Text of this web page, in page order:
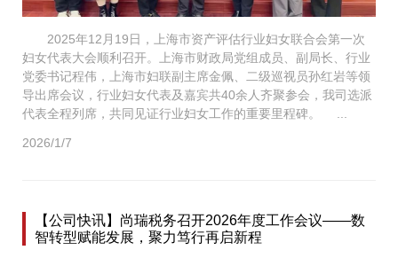
2025年12月19日，上海市资产评估行业妇女联合会第一次
妇女代表大会顺利召开。上海市财政局党组成员、副局长、行业
党委书记程伟，上海市妇联副主席金佩、二级巡视员孙红岩等领
导出席会议，行业妇女代表及嘉宾共40余人齐聚参会，我司选派
代表全程列席，共同见证行业妇女工作的重要里程碑。 ...
2026/1/7
【公司快讯】尚瑞税务召开2026年度工作会议——数
智转型赋能发展，聚力笃行再启新程